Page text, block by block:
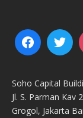
Soho Capital
Jl. S. Parman Kav
Grogol, Jakarta